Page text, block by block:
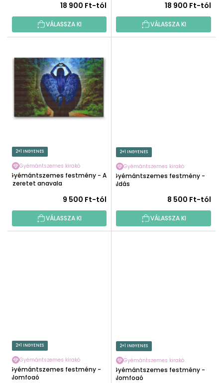
A
18 900 Ft-tól
VÁLASSZA KI
18 900 Ft-tól
VÁLASSZA KI
2+1 INGYENES
Gyémántszemes kirakó
Gyémántszemes festmény - A
szeretet angyala
9 500 Ft-tól
VÁLASSZA KI
2+1 INGYENES
Gyémántszemes kirakó
Gyémántszemes festmény -
Áldás
8 500 Ft-tól
VÁLASSZA KI
2+1 INGYENES
Gyémántszemes kirakó
Gyémántszemes festmény -
Álomfogó
2+1 INGYENES
Gyémántszemes kirakó
Gyémántszemes festmény -
Álomfogó